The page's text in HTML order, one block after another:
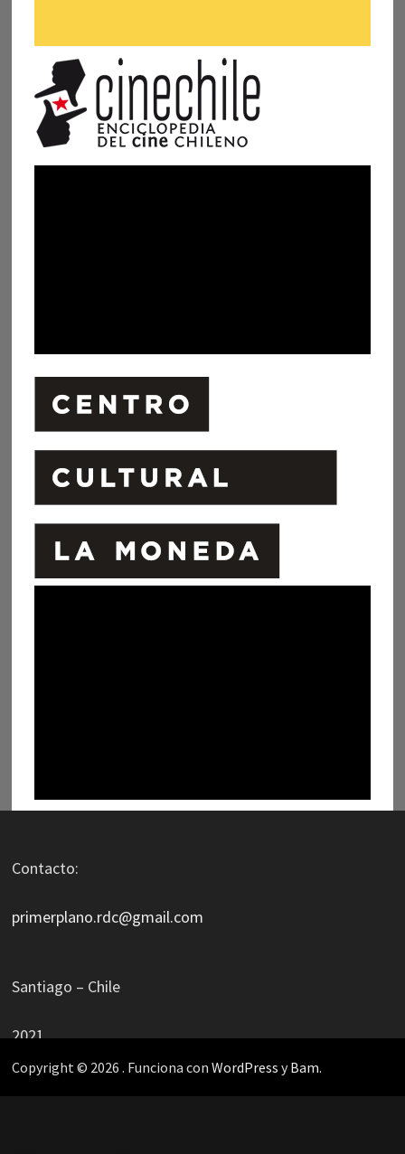
Contacto:
primerplano.rdc@gmail.com
Santiago – Chile
2021
Copyright © 2026 . Funciona con WordPress yBam.